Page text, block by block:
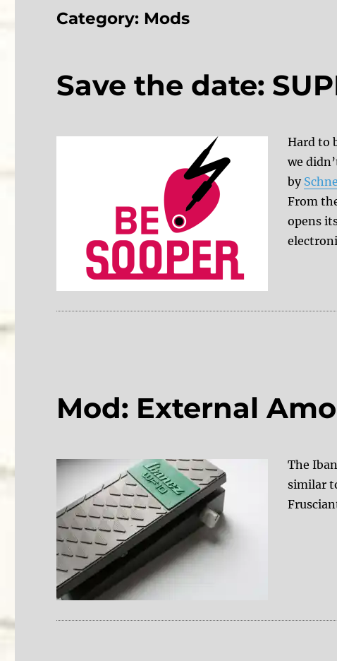
Category: Mods
Save the date:
Hard to
we
by
From
opens
Mod: External
The
similar